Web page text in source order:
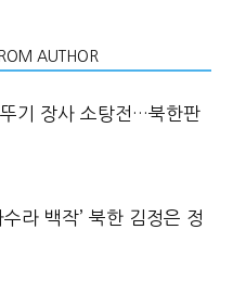
AUTHOR
기 장사 소탕전…북한판
라 백작’ 북한 김정은 정